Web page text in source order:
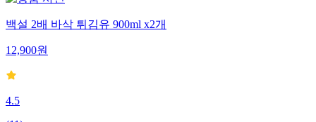
백설 2배 바삭 튀김유 900ml x2개
12,900원
4.5